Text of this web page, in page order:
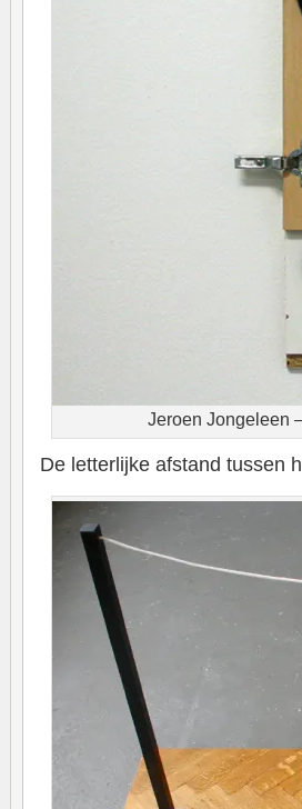
Jeroen Jongeleen
De letterlijke afstand tussen